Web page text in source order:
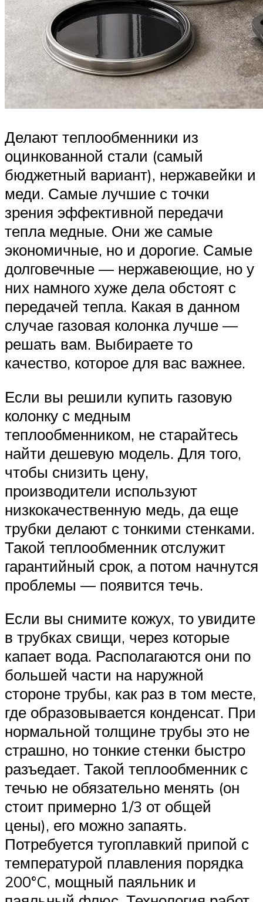
Делают теплообменники из
оцинкованной стали (самый
бюджетный вариант), нержавейки и
меди. Самые лучшие с точки
зрения эффективной передачи
тепла медные. Они же самые
экономичные, но и дорогие. Самые
долговечные — нержавеющие, но у
них намного хуже дела обстоят с
передачей тепла. Какая в данном
случае газовая колонка лучше —
решать вам. Выбираете то
качество, которое для вас важнее.
Если вы решили купить газовую
колонку с медным
теплообменником, не старайтесь
найти дешевую модель. Для того,
чтобы снизить цену,
производители используют
низкокачественную медь, да еще
трубки делают с тонкими стенками.
Такой теплообменник отслужит
гарантийный срок, а потом начнутся
проблемы — появится течь.
Если вы снимите кожух, то увидите
в трубках свищи, через которые
капает вода. Располагаются они по
большей части на наружной
стороне трубы, как раз в том месте,
где образовывается конденсат. При
нормальной толщине трубы это не
страшно, но тонкие стенки быстро
разъедает. Такой теплообменник с
течью не обязательно менять (он
стоит примерно 1/3 от общей
цены), его можно запаять.
Потребуется тугоплавкий припой с
температурой плавления порядка
200°C, мощный паяльник и